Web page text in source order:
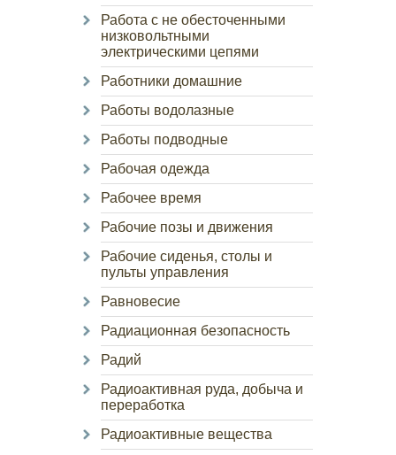
Работа с не обесточенными
низковольтными
электрическими цепями
Работники домашние
Работы водолазные
Работы подводные
Рабочая одежда
Рабочее время
Рабочие позы и движения
Рабочие сиденья, столы и
пульты управления
Равновесие
Радиационная безопасность
Радий
Радиоактивная руда, добыча и
переработка
Радиоактивные вещества